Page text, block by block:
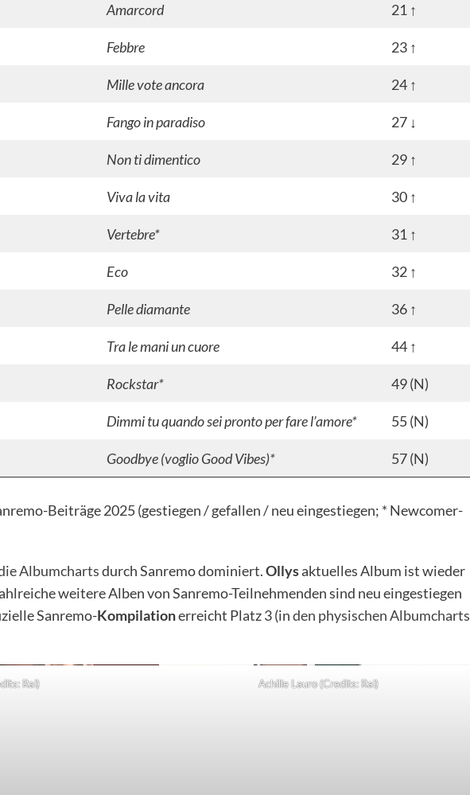
Amarcord 21 ↑
Febbre 23 ↑
Mille vote ancora 24 ↑
Fango in paradiso 27 ↓
Non ti dimentico 29 ↑
Viva la vita 30 ↑
Vertebre* 31 ↑
Eco 32 ↑
Pelle diamante 36 ↑
Tra le mani un cuore 44 ↑
Rockstar* 49 (N)
Dimmi tu quando sei pronto per fare l’amore* 55 (N)
Goodbye (voglio Good Vibes)* 57 (N)
Beiträge 2025 (gestiegen / gefallen / neu eingestiegen; * Newcomer-
Albumchartsdurch Sanremo dominiert.Ollysaktuelles Album ist wieder
weitere Alben von Sanremo-Teilnehmenden sind neu eingestiegen
Sanremo-Kompilationerreicht Platz 3 (inden physischen Albumcharts
Rai) Achille Lauro (Credits: Rai)